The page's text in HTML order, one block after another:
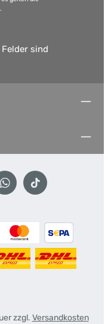
.
sind
zzgl. Versandkosten